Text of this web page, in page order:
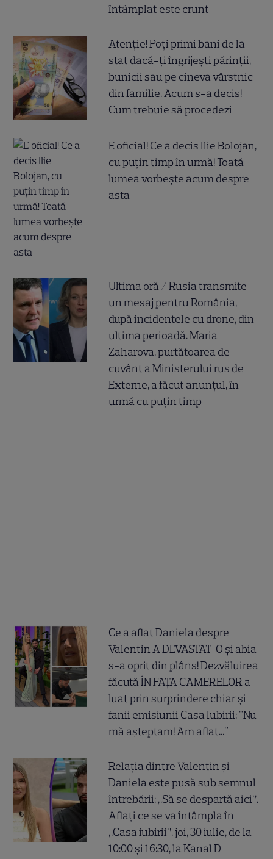
întâmplat este crunt
Atenție! Poți primi bani de la
stat dacă-ți îngrijești părinții,
bunicii sau pe cineva vârstnic
din familie. Acum s-a decis!
Cum trebuie să procedezi
E oficial! Ce a decis Ilie Bolojan,
cu puțin timp în urmă! Toată
lumea vorbește acum despre
asta
Ultima oră / Rusia transmite
un mesaj pentru România,
după incidentele cu drone, din
ultima perioadă. Maria
Zaharova, purtătoarea de
cuvânt a Ministerului rus de
Externe, a făcut anunțul, în
urmă cu puțin timp
Ce a aflat Daniela despre
Valentin A DEVASTAT-O și abia
s-a oprit din plâns! Dezvăluirea
făcută ÎN FAȚA CAMERELOR a
luat prin surprindere chiar și
fanii emisiunii Casa Iubirii: "Nu
mă așteptam! Am aflat..."
Relația dintre Valentin și
Daniela este pusă sub semnul
întrebării: „Să se despartă aici”.
Aflați ce se va întâmpla în
„Casa iubirii”, joi, 30 iulie, de la
10:00 și 16:30, la Kanal D